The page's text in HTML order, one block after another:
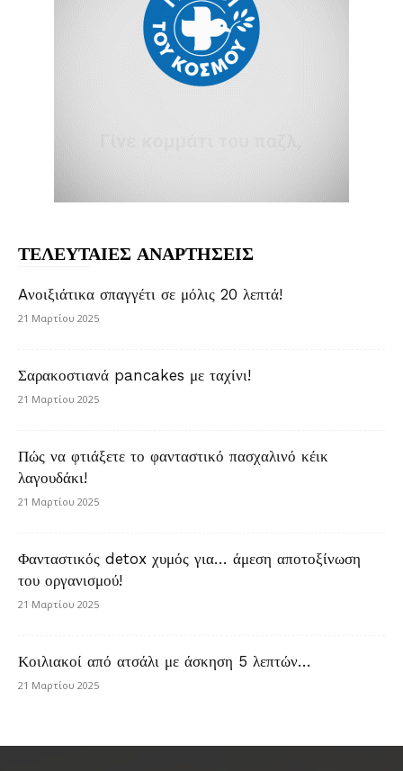
ΤΕΛΕΥΤΑΙΕΣ ΑΝΑΡΤΗΣΕΙΣ
Aνοιξιάτικα σπαγγέτι σε μόλις 20 λεπτά!
21 Μαρτίου 2025
Σαρακοστιανά pancakes με ταχίνι!
21 Μαρτίου 2025
Πώς να φτιάξετε το φανταστικό πασχαλινό κέικ
λαγουδάκι!
21 Μαρτίου 2025
Φανταστικός detox χυμός για… άμεση αποτοξίνωση
του οργανισμού!
21 Μαρτίου 2025
Κοιλιακοί από ατσάλι με άσκηση 5 λεπτών…
21 Μαρτίου 2025